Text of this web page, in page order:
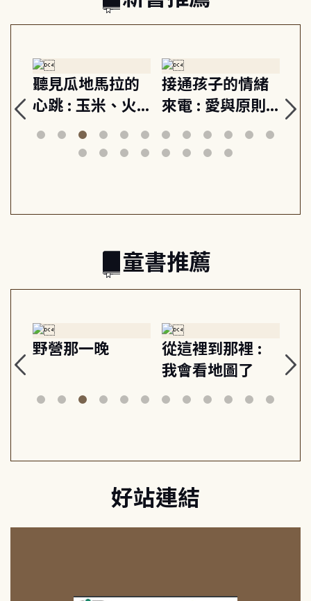
聽見瓜地馬拉的
心跳 : 玉米、火
山與信仰, 外交官
筆下的現代馬雅
接通孩子的情緒
來電 : 愛與原則,
建立教養的安定
節奏 22個行動練
關
童書推薦
野營那一晚
從這裡到那裡 :
我會看地圖了
美
好站連結